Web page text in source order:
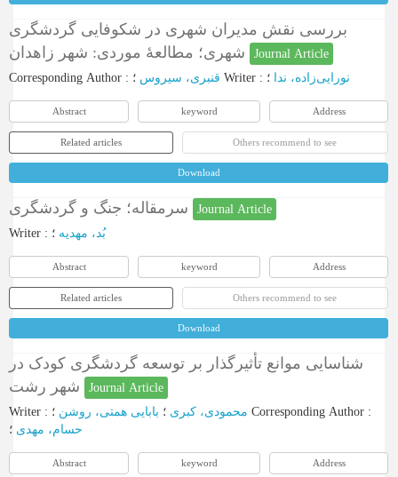
بررسی نقش مدیران شهری در شکوفایی گردشگری
Journal Article
Corresponding Author : قنبری، سیروس Writer : نورایی‌زاده، ندا ؛
Abstract keyword Address
Related articles Others recommend to see
Download
Journal Article
Writer : بُد، مهدیه ؛
Abstract keyword Address
Related articles Others recommend to see
Download
شناسایی موانع تأثیرگذار بر توسعه گردشگری کودک در
Journal Article
Writer : محمودی، کبری ؛ بابایی همتی، روشن Corresponding Author :
حسام، مهدی ؛
Abstract keyword Address